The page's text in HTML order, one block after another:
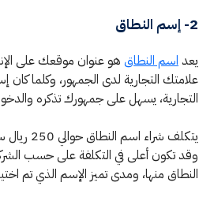
2- إسم النطاق
يعداسم النطاق هو عنوان موقعك على
علامتك التجارية لدى الجمهور، وكلما
التجارية، يسهل على جمهورك تذكره
يتكلف
وقد تكون أعلى في التكلفة على حسب
النطاق منها، ومدى تميز الإسم الذي تم